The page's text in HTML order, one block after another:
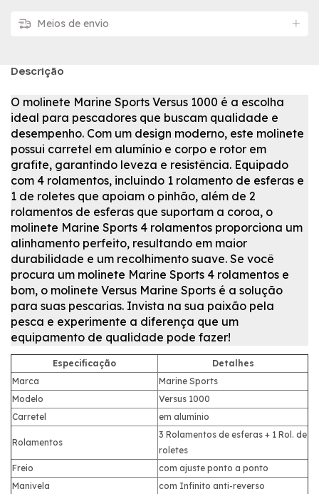
Meios de envio
Descrição
O molinete Marine Sports Versus 1000 é a escolha
ideal para pescadores que buscam qualidade e
desempenho. Com um design moderno, este molinete
possui carretel em alumínio e corpo e rotor em
grafite, garantindo leveza e resistência. Equipado
com 4 rolamentos, incluindo 1 rolamento de esferas e
1 de roletes que apoiam o pinhão, além de 2
rolamentos de esferas que suportam a coroa, o
molinete Marine Sports 4 rolamentos proporciona um
alinhamento perfeito, resultando em maior
durabilidade e um recolhimento suave. Se você
procura um molinete Marine Sports 4 rolamentos e
bom, o molinete Versus Marine Sports é a solução
para suas pescarias. Invista na sua paixão pela
pesca e experimente a diferença que um
equipamento de qualidade pode fazer!
Especificação
Detalhes
Marca
Marine Sports
Modelo
Versus 1000
Carretel
em alumínio
Rolamentos
3 Rolamentos de esferas + 1 Rol. de
roletes
Freio
com ajuste ponto a ponto
Manivela
com Infinito anti-reverso